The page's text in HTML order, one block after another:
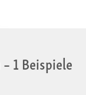
– 1 Beispiele